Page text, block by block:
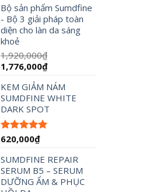
5 sao
từ
Bộ sản phẩm Sumdfine
- Bộ 3 giải pháp toàn
diện cho làn da sáng
khoẻ
1,920,000₫
Giá
là:
1,920,000₫.
1,776,000₫Giá
tại
là:
1,776,000₫.
KEM GIẢM NÁM
SUMDFINE WHITE
DARK SPOT
Được xếp
5 sao
620,000₫
SUMDFINE REPAIR
SERUM B5 – SERUM
DƯỠNG ẨM & PHỤC